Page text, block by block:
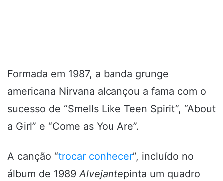
Formada em 1987, a banda grunge
americana Nirvana alcançou a fama com o
sucesso de “Smells Like Teen Spirit”, “About
a Girl” e “Come as You Are”.
A canção “trocar conhecer”, incluído no
álbum de 1989Alvejantepinta um quadro